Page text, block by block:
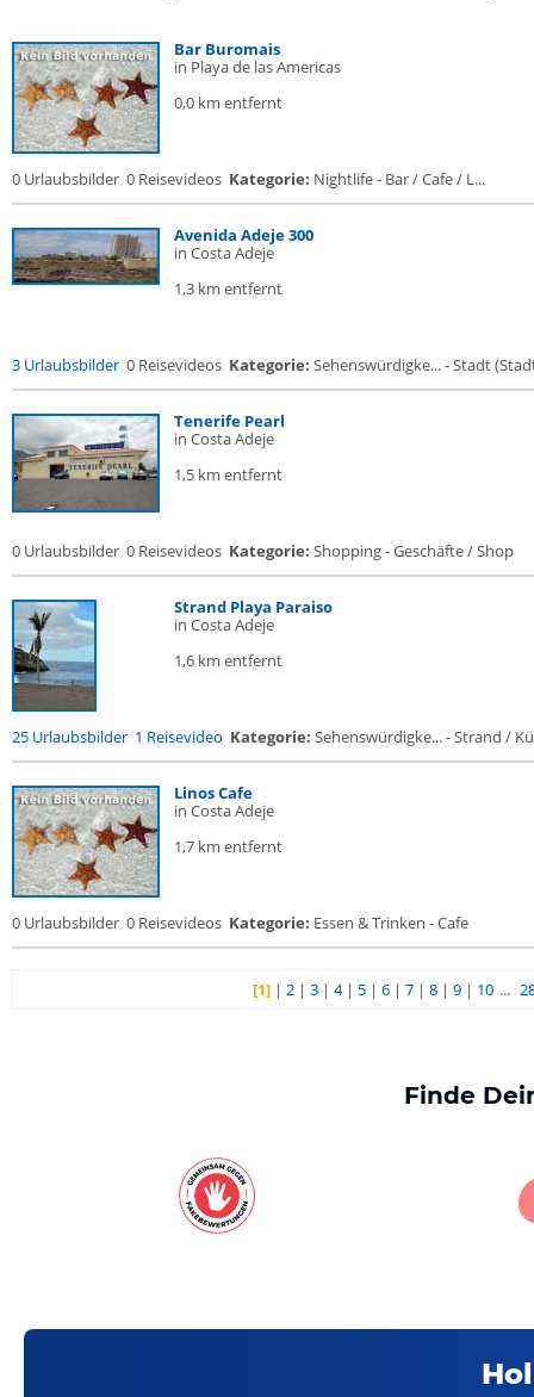
Bar Buromais
in Playa de las Americas
0,0 km entfernt
0 Urlaubsbilder 0 Reisevideos Kategorie: Nightlife - Bar / Cafe / L...
Avenida Adeje 300
in Costa Adeje
1,3 km entfernt
3 Urlaubsbilder 0 Reisevideos Kategorie: Sehenswürdigke... - Stadt
Tenerife Pearl
in Costa Adeje
1,5 km entfernt
0 Urlaubsbilder 0 Reisevideos Kategorie: Shopping - Geschäfte / Shop
Strand Playa Paraiso
in Costa Adeje
1,6 km entfernt
25 Urlaubsbilder 1 Reisevideo Kategorie: Sehenswürdigke... - Strand /
Linos Cafe
in Costa Adeje
1,7 km entfernt
0 Urlaubsbilder 0 Reisevideos Kategorie: Essen & Trinken - Cafe
[1]| 2| 3| 4| 5| 6| 7| 8| 9| 10 ...
Finde